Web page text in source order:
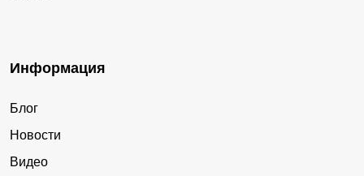
Информация
Блог
Новости
Видео